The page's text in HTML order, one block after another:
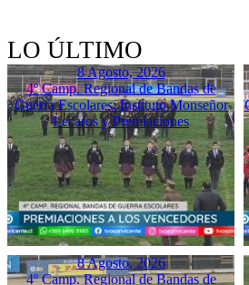
LO ÚLTIMO
8 Agosto, 2026
4º Camp. Regional de Bandas de
Guerra Escolares: Instituto Monseñor
Lecaros y Premiaciones
8 Agosto, 2026
4º Camp. Regional de Bandas de